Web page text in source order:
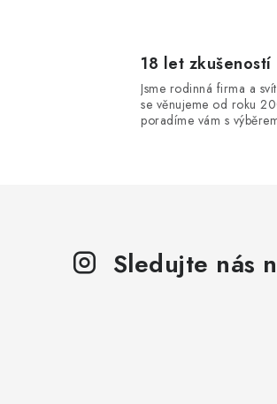
18 let zkušeností
Jsme rodinná firma a
se věnujeme od roku
poradíme vám s
Sledujte nás